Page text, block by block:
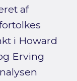
af
i Howard
Erving